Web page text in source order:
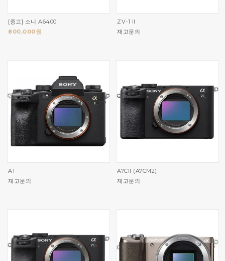
[중고] 소니 A6400
800,000원
ZV-1 II
재고문의
A1
재고문의
A7CII (A7CM2)
재고문의